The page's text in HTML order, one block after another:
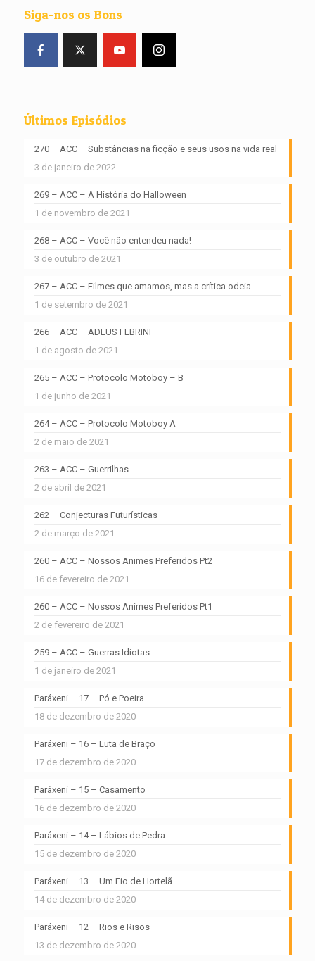
Siga-nos os Bons
Últimos Episódios
270 – ACC – Substâncias na ficção e seus usos na vida real
3 de janeiro de 2022
269 – ACC – A História do Halloween
1 de novembro de 2021
268 – ACC – Você não entendeu nada!
3 de outubro de 2021
267 – ACC – Filmes que amamos, mas a crítica odeia
1 de setembro de 2021
266 – ACC – ADEUS FEBRINI
1 de agosto de 2021
265 – ACC – Protocolo Motoboy – B
1 de junho de 2021
264 – ACC – Protocolo Motoboy A
2 de maio de 2021
263 – ACC – Guerrilhas
2 de abril de 2021
262 – Conjecturas Futurísticas
2 de março de 2021
260 – ACC – Nossos Animes Preferidos Pt2
16 de fevereiro de 2021
260 – ACC – Nossos Animes Preferidos Pt1
2 de fevereiro de 2021
259 – ACC – Guerras Idiotas
1 de janeiro de 2021
Paráxeni – 17 – Pó e Poeira
18 de dezembro de 2020
Paráxeni – 16 – Luta de Braço
17 de dezembro de 2020
Paráxeni – 15 – Casamento
16 de dezembro de 2020
Paráxeni – 14 – Lábios de Pedra
15 de dezembro de 2020
Paráxeni – 13 – Um Fio de Hortelã
14 de dezembro de 2020
Paráxeni – 12 – Rios e Risos
13 de dezembro de 2020